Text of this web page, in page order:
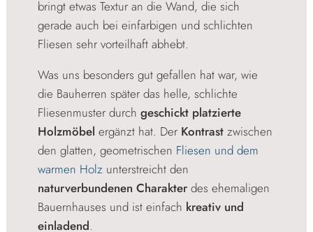
bringt etwas Textur an die Wand, die sich
gerade auch bei einfarbigen und schlichten
Fliesen sehr vorteilhaft abhebt.
Was uns besonders gut gefallen hat war, wie
die Bauherren später das helle, schlichte
Fliesenmuster durch geschickt platzierte
Holzmöbel ergänzt hat. Der Kontrastzwischen
den glatten, geometrischen Fliesen und dem
warmen Holzunterstreicht den
naturverbundenen Charakterdes ehemaligen
Bauernhauses und ist einfach kreativ und
einladend.